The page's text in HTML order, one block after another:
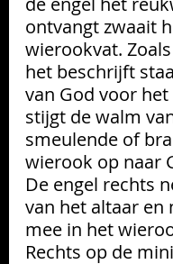
ontvangt zwaait
wierookvat.
het beschrijft
van God voor
stijgt de walm
smeulende of
wierook op naar
De engel rechts
van het altaar en
mee in het
Rechts op de